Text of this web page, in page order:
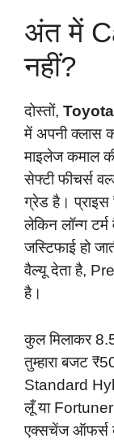
अंत में
नहीं?
दोस्तों,
में अपनी क्लास
माइलेज कमाल की
सेफ्टी फीचर्स
ग्रेड है।
लेकिन लॉन्ग
जस्टिफाई हो
वैल्यू देता है,
है।
कुल मिलाकर
तुम्हारा बजट
Standard
लूँ या
एक्सचेंज ऑफर्स